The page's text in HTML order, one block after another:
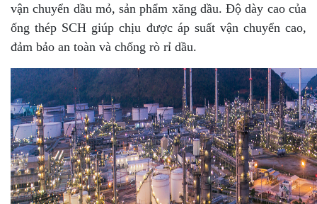
vận chuyển dầu mỏ, sản phẩm xăng dầu. Độ dày cao của
ống thép SCH giúp chịu được áp suất vận chuyển cao,
đảm bảo an toàn và chống rò rỉ dầu.